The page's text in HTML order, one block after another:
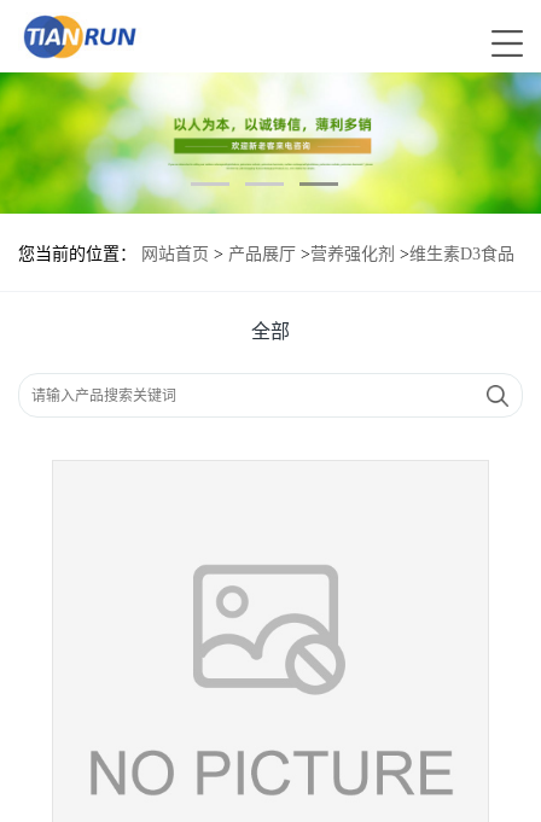
您当前的位置： 网站首页 > 产品展厅 >营养强化剂 >维生素D3食品
全部